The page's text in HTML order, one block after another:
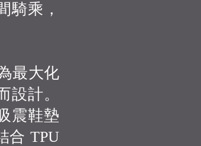
騎乘，
最大化
設計。
震鞋墊
合 TPU